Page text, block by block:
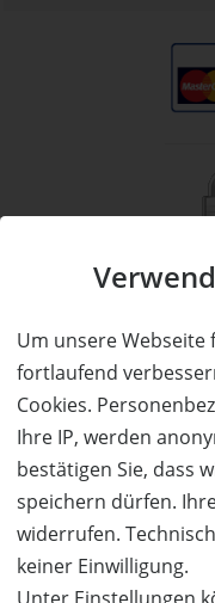
Um unsere
fortlaufend
Cookies.
Ihre IP, werden
bestätigen Sie, dass
speichern dürfen.
widerrufen.
keiner Einwilligung.
Tel.:
Neu im Blog